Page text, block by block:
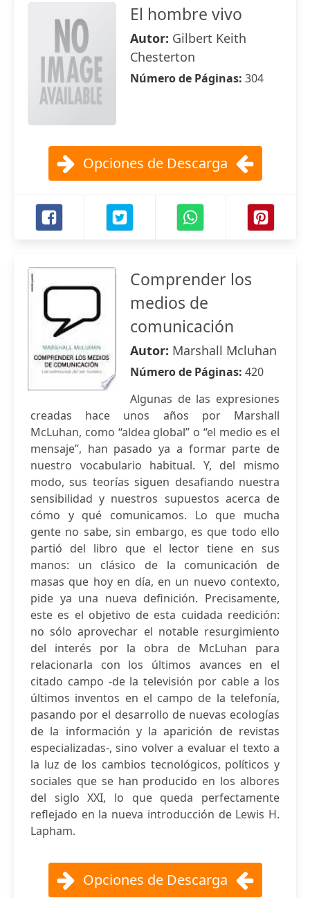
El hombre vivo
Autor: Gilbert Keith
Chesterton
Número de Páginas: 304
Opciones de Descarga
Comprender los
medios de
comunicación
Autor: Marshall Mcluhan
Número de Páginas: 420
Algunas de las expresiones
creadas hace unos años por Marshall
McLuhan, como “aldea global” o “el medio es el
mensaje”, han pasado ya a formar parte de
nuestro vocabulario habitual. Y, del mismo
modo, sus teorías siguen desafiando nuestra
sensibilidad y nuestros supuestos acerca de
cómo y qué comunicamos. Lo que mucha
gente no sabe, sin embargo, es que todo ello
partió del libro que el lector tiene en sus
manos: un clásico de la comunicación de
masas que hoy en día, en un nuevo contexto,
pide ya una nueva definición. Precisamente,
este es el objetivo de esta cuidada reedición:
no sólo aprovechar el notable resurgimiento
del interés por la obra de McLuhan para
relacionarla con los últimos avances en el
citado campo -de la televisión por cable a los
últimos inventos en el campo de la telefonía,
pasando por el desarrollo de nuevas ecologías
de la información y la aparición de revistas
especializadas-, sino volver a evaluar el texto a
la luz de los cambios tecnológicos, políticos y
sociales que se han producido en los albores
del siglo XXI, lo que queda perfectamente
reflejado en la nueva introducción de Lewis H.
Lapham.
Opciones de Descarga